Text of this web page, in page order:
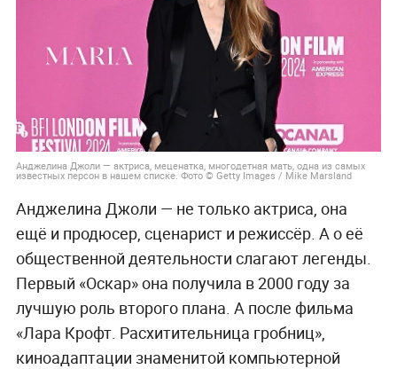
Анджелина Джоли — актриса, меценатка, многодетная мать, одна из самых
известных персон в нашем списке. Фото © Getty Images / Mike Marsland
Анджелина Джоли — не только актриса, она
ещё и продюсер, сценарист и режиссёр. А о её
общественной деятельности слагают легенды.
Первый «Оскар» она получила в 2000 году за
лучшую роль второго плана. А после фильма
«Лара Крофт. Расхитительница гробниц»,
киноадаптации знаменитой компьютерной